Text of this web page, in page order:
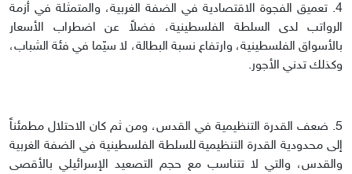
4. تعميق الفجوة الاقتصادية في الضفة الغربية، والمتمثلة في أزمة
الرواتب لدى السلطة الفلسطينية، فضلاً عن اضطراب الأسعار
بالأسواق الفلسطينية، وارتفاع نسبة البطالة، لا سيّما في فئة الشباب،
وكذلك تدني الأجور.
5. ضعف القدرة التنظيمية في القدس، ومن ثم كان الاحتلال مطمئناً
إلى محدودية القدرة التنظيمية للسلطة الفلسطينية في الضفة الغربية
والقدس، والتي لا تتناسب مع حجم التصعيد الإسرائيلي بالأقصى